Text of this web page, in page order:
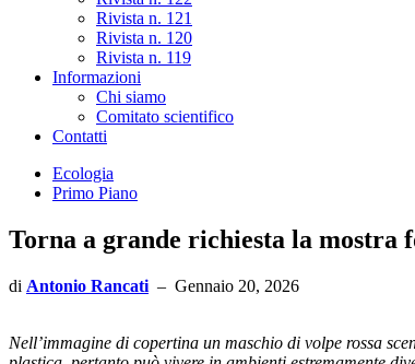
Rivista n. 121
Rivista n. 120
Rivista n. 119
Informazioni
Chi siamo
Comitato scientifico
Contatti
Ecologia
Primo Piano
Torna a grande richiesta la
di Antonio Rancati – Gennaio 20, 2026
Nell’immagine di copertina un maschio di volpe rossa